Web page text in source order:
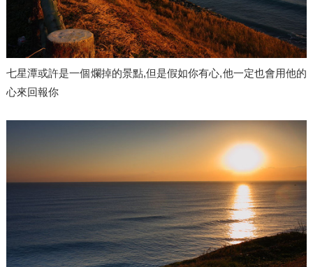
七星潭或許是一個爛掉的景點,但是假如你有心,他一定也會用他的
心來回報你